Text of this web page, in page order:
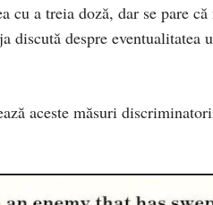
cu a treia doză, dar se pare
despre eventualitatea
aceste măsuri